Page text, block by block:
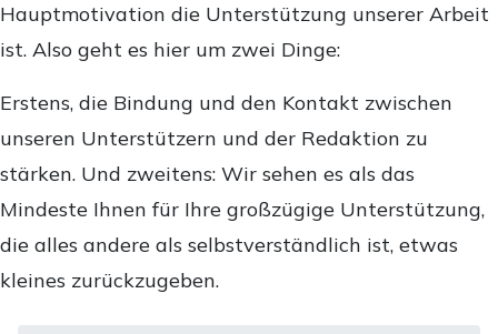
Hauptmotivation die Unterstützung unserer Arbeit
ist. Also geht es hier um zwei Dinge:
Erstens, die Bindung und den Kontakt zwischen
unseren Unterstützern und der Redaktion zu
stärken. Und zweitens: Wir sehen es als das
Mindeste Ihnen für Ihre großzügige Unterstützung,
die alles andere als selbstverständlich ist, etwas
kleines zurückzugeben.